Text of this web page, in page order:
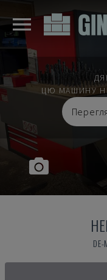
ЦЮ МАШИНУ